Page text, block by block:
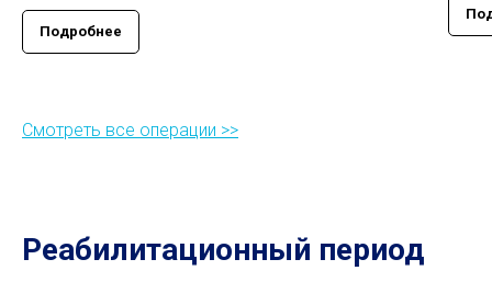
Подробнее
Смотреть все операции >>
Реабилитационный период